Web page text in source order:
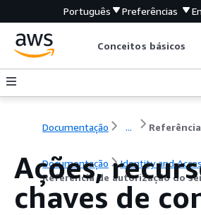
Português Preferências
Conceitos básicos
Documentação ...
Documentação
Identity and
Referência de autorização do
Ações,
chaves de